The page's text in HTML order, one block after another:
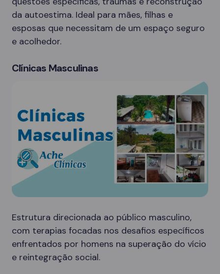
da autoestima. Ideal para mães, filhas e
esposas que necessitam de um espaço seguro
e acolhedor.
Clínicas Masculinas
Estrutura direcionada ao público masculino,
com terapias focadas nos desafios específicos
enfrentados por homens na superação do vício
e reintegração social.